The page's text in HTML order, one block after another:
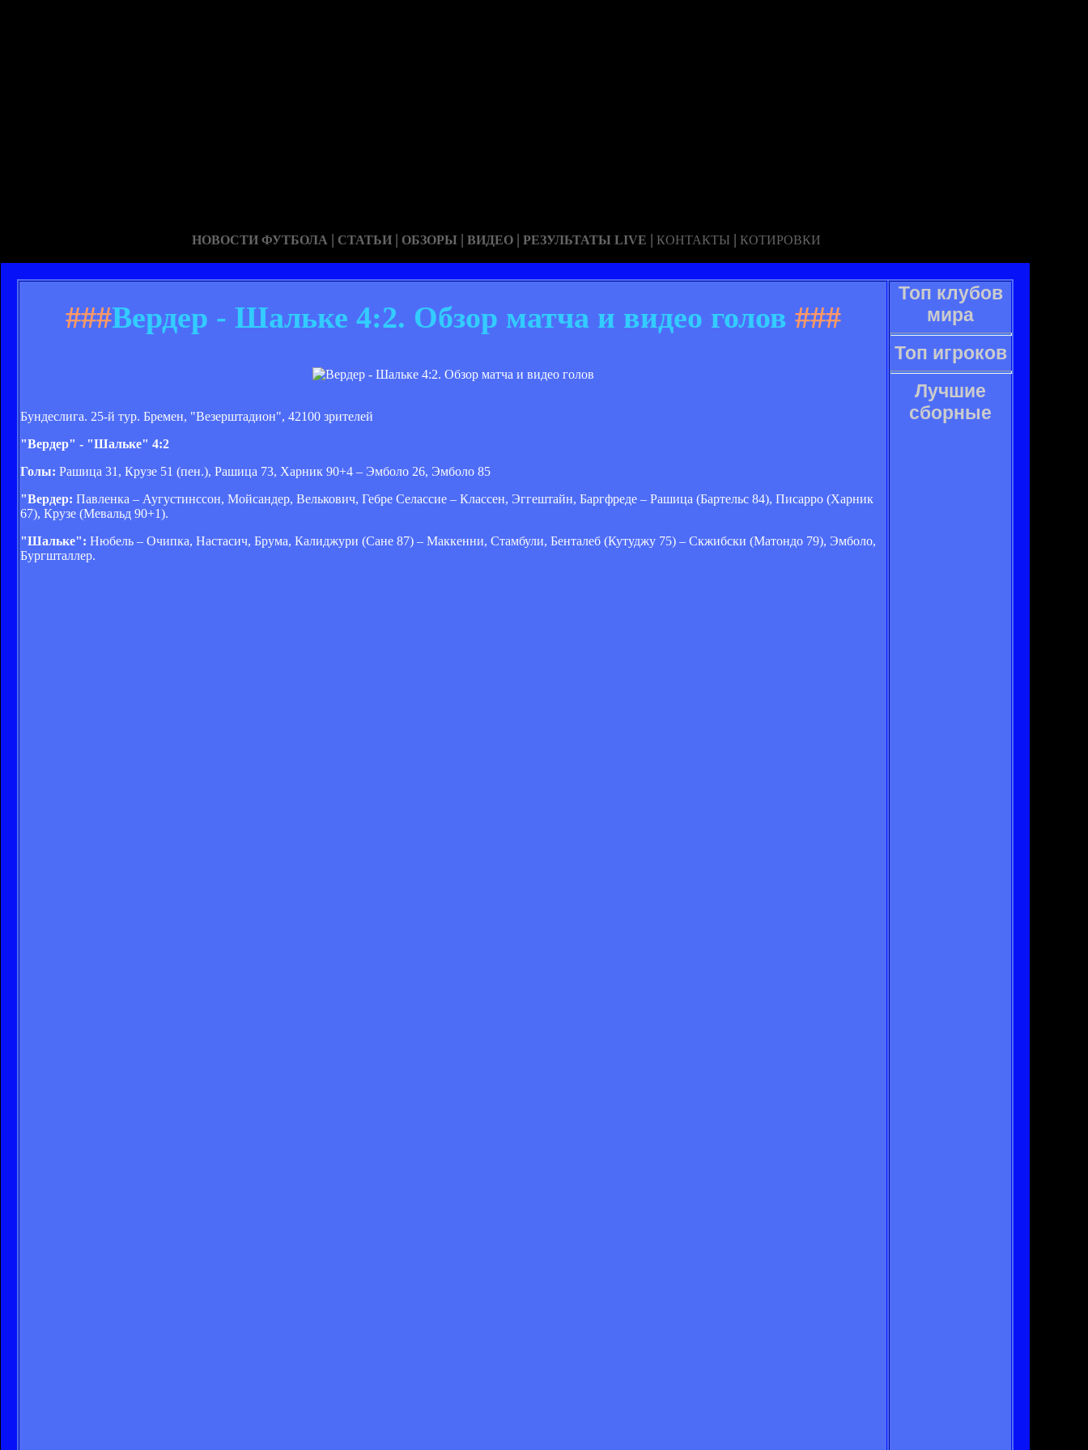
НОВОСТИ ФУТБОЛА | СТАТЬИ | ОБЗОРЫ | ВИДЕО | РЕЗУЛЬТАТЫ LIVE | КОНТАКТЫ | КОТИРОВКИ
###Вердер - Шальке 4:2. Обзор матча и видео голов ###
Бундеслига. 25-й тур. Бремен, "Везерштадион", 42100 зрителей
"Вердер" - "Шальке" 4:2
Голы: Рашица 31, Крузе 51 (пен.), Рашица 73, Харник 90+4 – Эмболо 26, Эмболо 85
"Вердер: Павленка – Аугустинссон, Мойсандер, Велькович, Гебре Селассие – Классен, Эггештайн, Баргфреде – Рашица (Бартельс 84), Писарро (Харник
67), Крузе (Мевальд 90+1).
"Шальке": Нюбель – Очипка, Настасич, Брума, Калиджури (Сане 87) – Маккенни, Стамбули, Бенталеб (Кутуджу 75) – Скжибски (Матондо 79), Эмболо,
Бургшталлер.
Топ клубов
мира
Топ игроков
Лучшие
сборные